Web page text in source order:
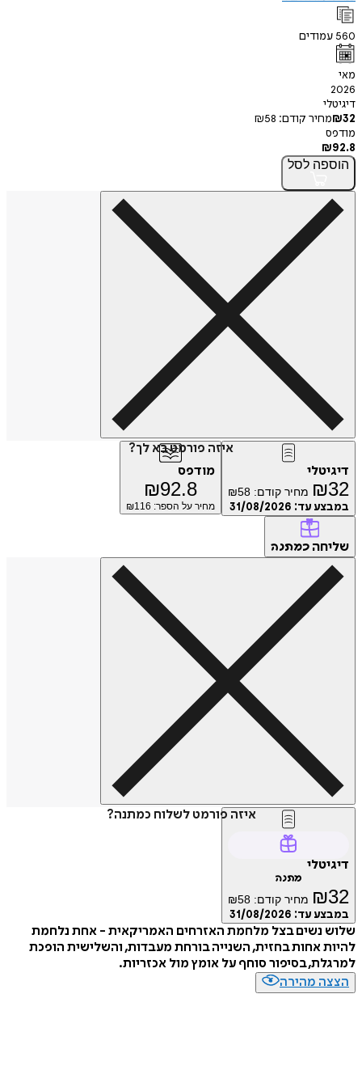
קודם:
₪58
לסל
איזה פורמט בא לך?
₪ מחיר קודם: ₪58
עד:31/08/2026
מודפס
₪92.8
מחיר על הספר: ₪116
כמתנה
איזה פורמט לשלוח כמתנה?
₪ מחיר קודם: ₪58
עד:31/08/2026
נשים בצל מלחמת האזרחים האמריקאית - אחת נלחמת
אחות בחזית, השנייה בורחת מעבדות, והשלישית הופכת
בסיפור סוחף על אומץ מול אכזריות.
מהירה